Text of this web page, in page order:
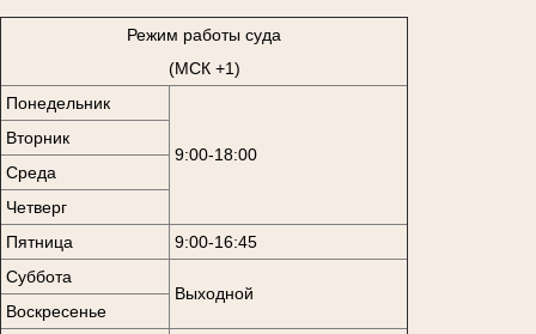
Режим работы суда
(МСК +1)
Понедельник
9:00-18:00
Вторник
Среда
Четверг
Пятница
9:00-16:45
Суббота
Выходной
Воскресенье